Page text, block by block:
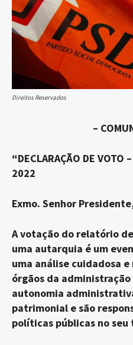
Direitos Reservados
–
“DECLARAÇÃO DE VOTO –
2022
Exmo. Senhor
A votação do relatório
uma autarquia é um
uma análise cuidadosa
órgãos da
autonomia
patrimonial e são
políticas públicas no